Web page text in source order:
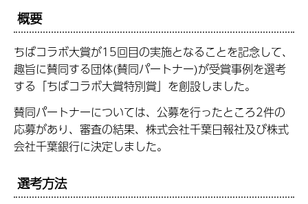
概要
ちばコラボ大賞が15回目の実施となることを記念して、
趣旨に賛同する団体(賛同パートナー)が受賞事例を選考
する「ちばコラボ大賞特別賞」を創設しました。
賛同パートナーについては、公募を行ったところ2件の
応募があり、審査の結果、株式会社千葉日報社及び株式
会社千葉銀行に決定しました。
選考方法